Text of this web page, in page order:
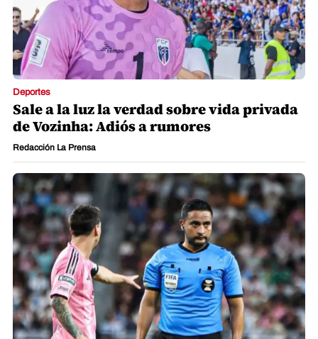
Deportes
Sale a la luz la verdad sobre vida privada
de Vozinha: Adiós a rumores
Redacción La Prensa